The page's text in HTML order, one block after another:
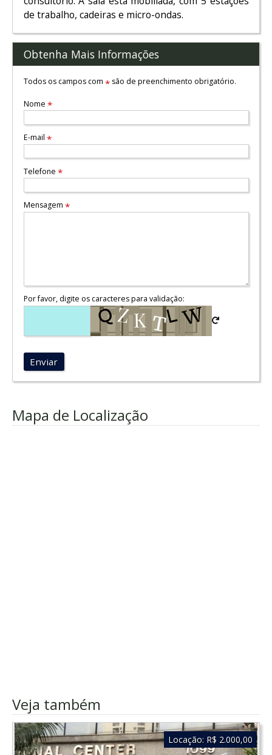
de trabalho, cadeiras e micro-ondas.
Obtenha Mais Informações
Todos os campos com *são de preenchimento obrigatório.
Nome *
E-mail *
Telefone *
Mensagem *
Por favor, digite os caracteres para validação:
Enviar
Mapa de Localização
Veja também
Locação: R$ 2.000,00